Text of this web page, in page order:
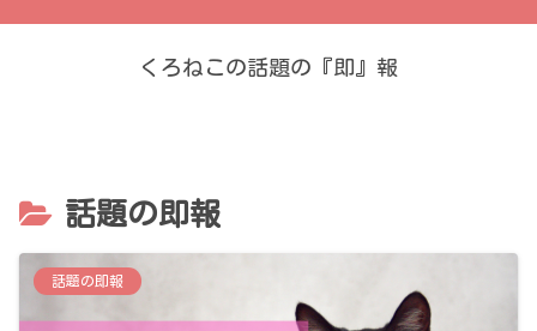
くろねこの話題の『即』報
話題の即報
話題の即報